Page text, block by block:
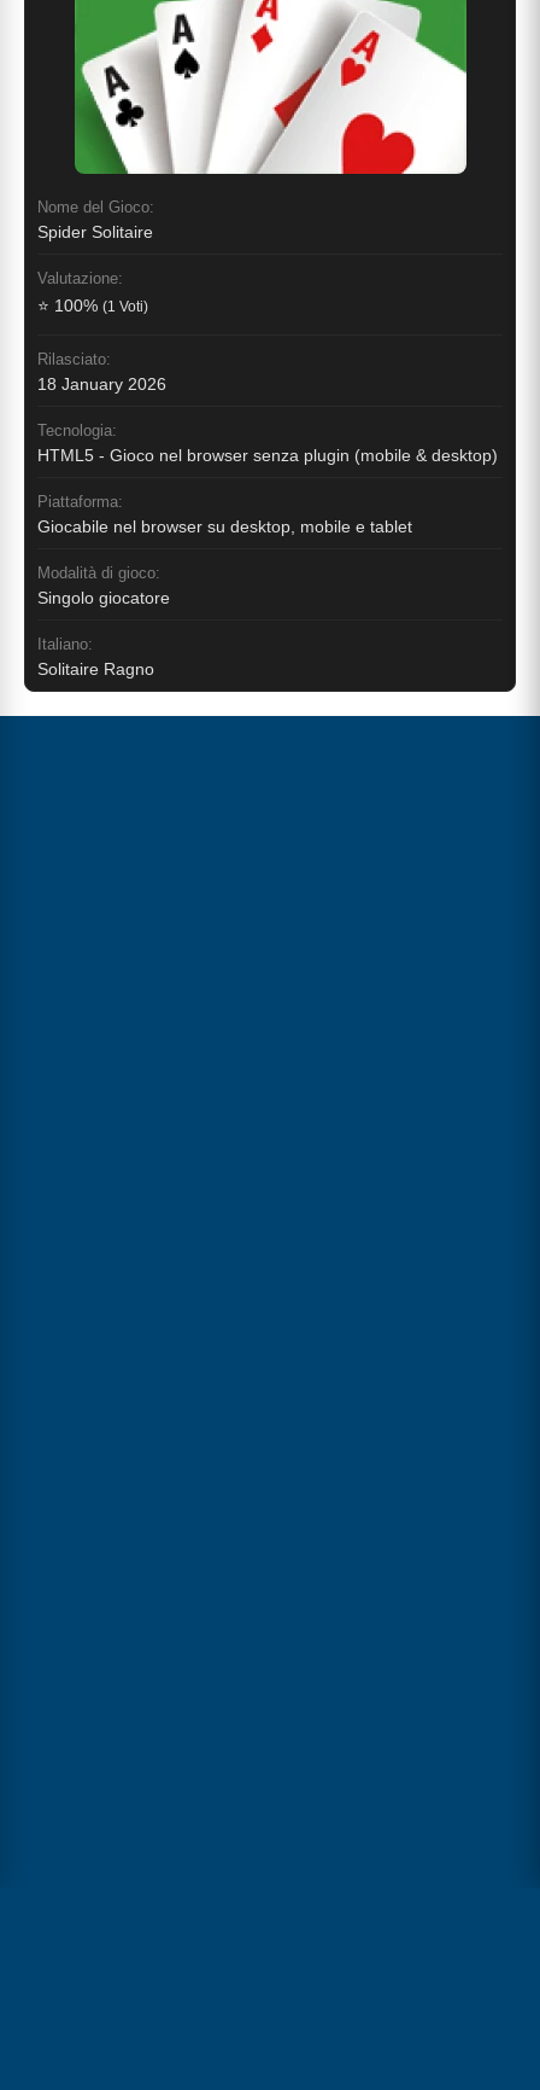
Nome del Gioco:
Spider Solitaire
Valutazione:
⭐ 100% (1 Voti)
Rilasciato:
18 January 2026
Tecnologia:
HTML5 - Gioco nel browser senza plugin (mobile & desktop)
Piattaforma:
Giocabile nel browser su desktop, mobile e tablet
Modalità di gioco:
Singolo giocatore
Italiano:
Solitaire Ragno